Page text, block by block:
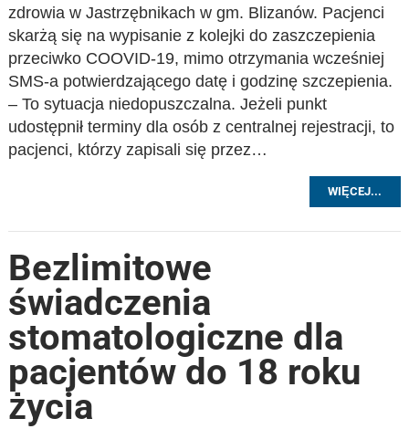
zdrowia w Jastrzębnikach w gm. Blizanów. Pacjenci
skarżą się na wypisanie z kolejki do zaszczepienia
przeciwko COOVID-19, mimo otrzymania wcześniej
SMS-a potwierdzającego datę i godzinę szczepienia.
– To sytuacja niedopuszczalna. Jeżeli punkt
udostępnił terminy dla osób z centralnej rejestracji, to
pacjenci, którzy zapisali się przez…
WIĘCEJ...
Bezlimitowe
świadczenia
stomatologiczne dla
pacjentów do 18 roku
życia